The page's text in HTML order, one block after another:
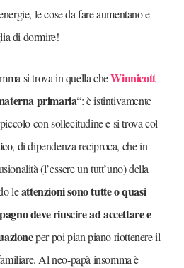
le cose da fare aumentano e
di dormire!
si trova in quella cheWinnicott
primaria“: è istintivamente
con sollecitudine e si trova col
, di dipendenza reciproca, che in
(l’essere un tutt’uno) della
leattenzioni sono tutte o quasi
deve riuscire ad accettare e
per poi pian piano riottenere il
Al neo-papà insomma è